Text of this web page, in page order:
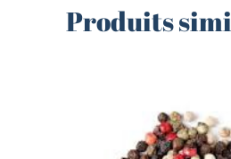
Produits